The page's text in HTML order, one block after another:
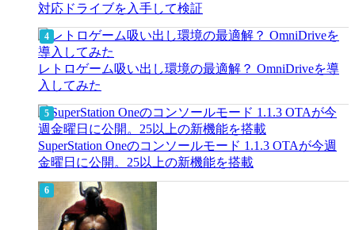
対応ドライブを入手して検証
レトロゲーム吸い出し環境の最適解？ OmniDriveを導
入してみた
SuperStation Oneのコンソールモード 1.1.3 OTAが今週
金曜日に公開。25以上の新機能を搭載